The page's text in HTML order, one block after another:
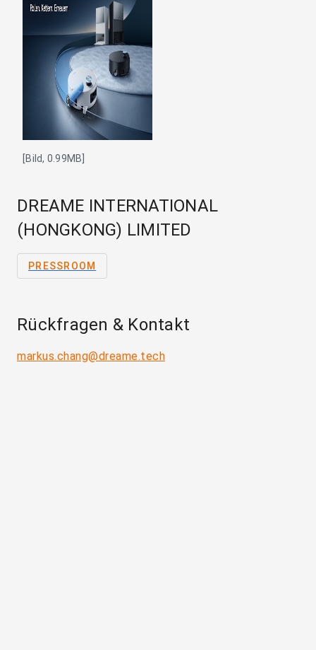
[Bild, 0.99MB]
DREAME INTERNATIONAL
(HONGKONG) LIMITED
PRESSROOM
Rückfragen & Kontakt
markus.chang@dreame.tech